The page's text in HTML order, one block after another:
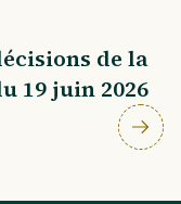
de la
19 juin 2026